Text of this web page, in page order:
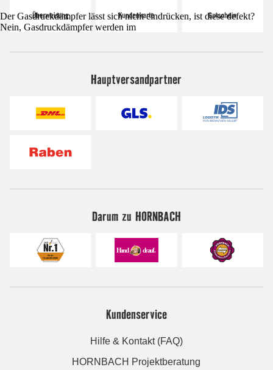
Der Gasdruckdämpfer lässt sich nicht eindrücken, ist diese defekt?
Nein, Gasdruckdämpfer werden im
Hauptversandpartner
Darum zu HORNBACH
Kundenservice
Hilfe & Kontakt (FAQ)
HORNBACH Projektberatung